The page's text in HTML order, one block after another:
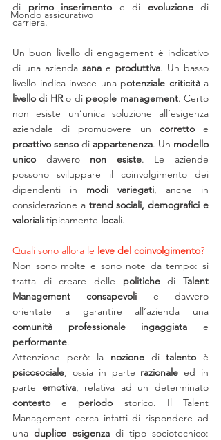
Mondo assicurativo
di primo inserimento e di evoluzione di
carriera.
Un buon livello di engagement è indicativo
di una azienda sana e produttiva. Un basso
livello indica invece una potenziale criticità
livello di HR o di people management. Certo
non esiste un’unica soluzione all’esigenza
aziendale di promuovere un corretto
proattivo senso di appartenenza. Un modello
unico davvero non esiste. Le aziende
possono sviluppare il coinvolgimento dei
dipendenti in modi variegati, anche in
considerazione a trend sociali, demografici e
valoriali tipicamente locali.
Quali sono allora le leve del coinvolgimento?
Non sono molte e sono note da tempo: si
tratta di creare delle politiche di Talent
Management consapevoli e davvero
comunità professionale ingaggiata
performante.
Attenzione però: la nozione di talento
psicosociale, ossia in parte razionale ed in
parte emotiva
contesto e periodo storico. Il Talent
Management cerca infatti di rispondere ad
una duplice esigenza di tipo sociotecnico: